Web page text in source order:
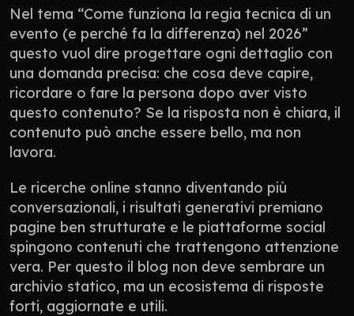
Nel tema “Come funziona la regia tecnica di un
evento (e perché fa la differenza) nel 2026”
questo vuol dire progettare ogni dettaglio con
una domanda precisa: che cosa deve capire,
ricordare o fare la persona dopo aver visto
questo contenuto? Se la risposta non è chiara, il
contenuto può anche essere bello, ma non
lavora.
Le ricerche online stanno diventando più
conversazionali, i risultati generativi premiano
pagine ben strutturate e le piattaforme social
spingono contenuti che trattengono attenzione
vera. Per questo il blog non deve sembrare un
archivio statico, ma un ecosistema di risposte
forti, aggiornate e utili.